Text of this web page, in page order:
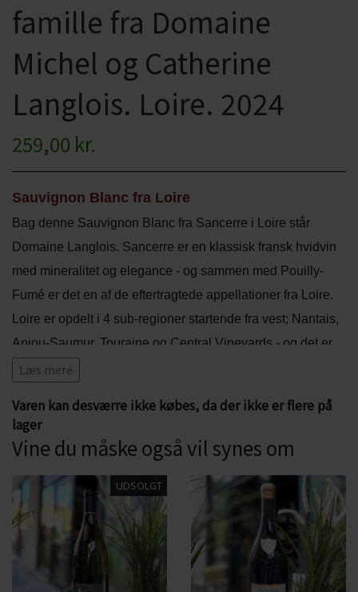
CHARDONNAY
MERLOT
PINOT NOIR
SCHIOPPETINO
CHOKOLADE, LAKRIDS ETC
ØL
CIDER
JUL OG GLØGG
PÅSKE
famille fra Domaine
Michel og Catherine
Langlois. Loire. 2024
259,00 kr.
Sauvignon Blanc fra Loire
Bag denne Sauvignon Blanc fra Sancerre i Loire står
Domaine Langlois. Sancerre er en klassisk fransk hvidvin
med mineralitet og elegance - og sammen med Pouilly-
Fumé er det en af de eftertragtede appellationer fra Loire.
Loire er opdelt i 4 sub-regioner startende fra vest; Nantais,
Anjou-Saumur, Touraine og Central Vineyards - og det er
netop i Central Vineyards at vi finder vinene fra både
Pouilly-Fumé og Sancerre er præget af kalk, sten og en
veldrænet jord og vinene er primært lagret på ståltank.
Duft- og smagsnoter:
Sancerre med noter som hyldeblomst, blomster, stenfrugt,
grønne æbler. I smagen er der også noter af både citrus og
Specifikationer:
Læs mere
Varen kan desværre ikke købes, da der ikke er flere på
lager
Vine du måske også vil synes om
UDSOLGT